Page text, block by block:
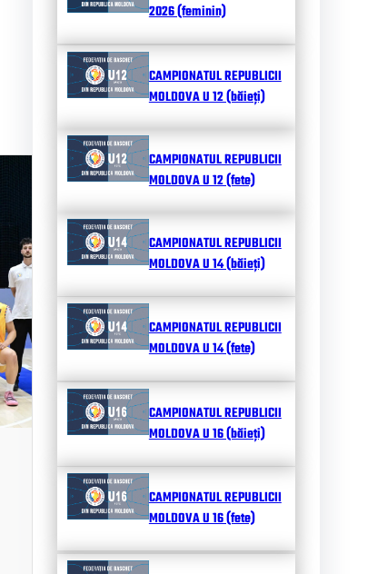
2026 (feminin)
CAMPIONATUL REPUBLICII
MOLDOVA U 12 (băieți)
CAMPIONATUL REPUBLICII
MOLDOVA U 12 (fete)
CAMPIONATUL REPUBLICII
MOLDOVA U 14 (băieți)
CAMPIONATUL REPUBLICII
MOLDOVA U 14 (fete)
CAMPIONATUL REPUBLICII
MOLDOVA U 16 (băieți)
CAMPIONATUL REPUBLICII
MOLDOVA U 16 (fete)